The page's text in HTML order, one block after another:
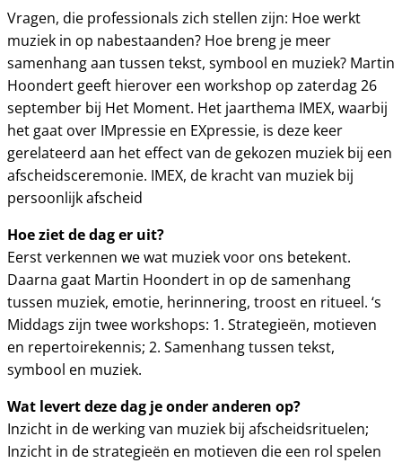
Vragen, die professionals zich stellen zijn: Hoe werkt
muziek in op nabestaanden? Hoe breng je meer
samenhang aan tussen tekst, symbool en muziek? Martin
Hoondert geeft hierover een workshop op zaterdag 26
september bij Het Moment. Het jaarthema IMEX, waarbij
het gaat over IMpressie en EXpressie, is deze keer
gerelateerd aan het effect van de gekozen muziek bij een
afscheidsceremonie. IMEX, de kracht van muziek bij
persoonlijk afscheid
Hoe ziet de dag er uit?
Eerst verkennen we wat muziek voor ons betekent.
Daarna gaat Martin Hoondert in op de samenhang
tussen muziek, emotie, herinnering, troost en ritueel. ‘s
Middags zijn twee workshops: 1. Strategieën, motieven
en repertoirekennis; 2. Samenhang tussen tekst,
symbool en muziek.
Wat levert deze dag je onder anderen op?
Inzicht in de werking van muziek bij afscheidsrituelen;
Inzicht in de strategieën en motieven die een rol spelen